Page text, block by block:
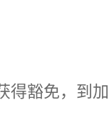
得豁免，到加